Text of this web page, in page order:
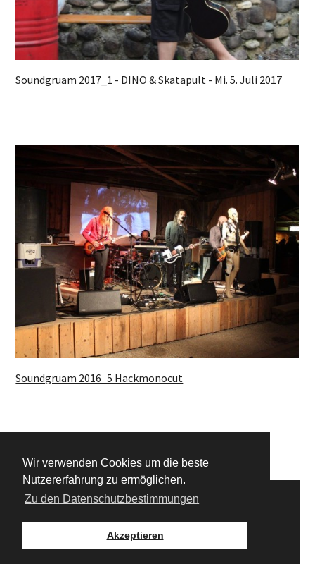
Wir verwenden Cookies um die beste
Nutzererfahrung zu ermöglichen.
Zu den Datenschutzbestimmungen
Akzeptieren
Soundgruam 2017_1 - DINO & Skatapult - Mi. 5. Juli 2017
Soundgruam 2016_5 Hackmonocut
1 4
© 2026 Alle Rechte vorbehalten |Impressum|